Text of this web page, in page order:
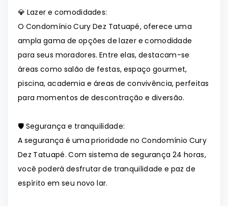
💎 Lazer e comodidades:
O Condomínio Cury Dez Tatuapé, oferece uma
ampla gama de opções de lazer e comodidade
para seus moradores. Entre elas, destacam-se
áreas como salão de festas, espaço gourmet,
piscina, academia e áreas de convivência, perfeitas
para momentos de descontração e diversão.
🛡️ Segurança e tranquilidade:
A segurança é uma prioridade no Condomínio Cury
Dez Tatuapé. Com sistema de segurança 24 horas,
você poderá desfrutar de tranquilidade e paz de
espírito em seu novo lar.